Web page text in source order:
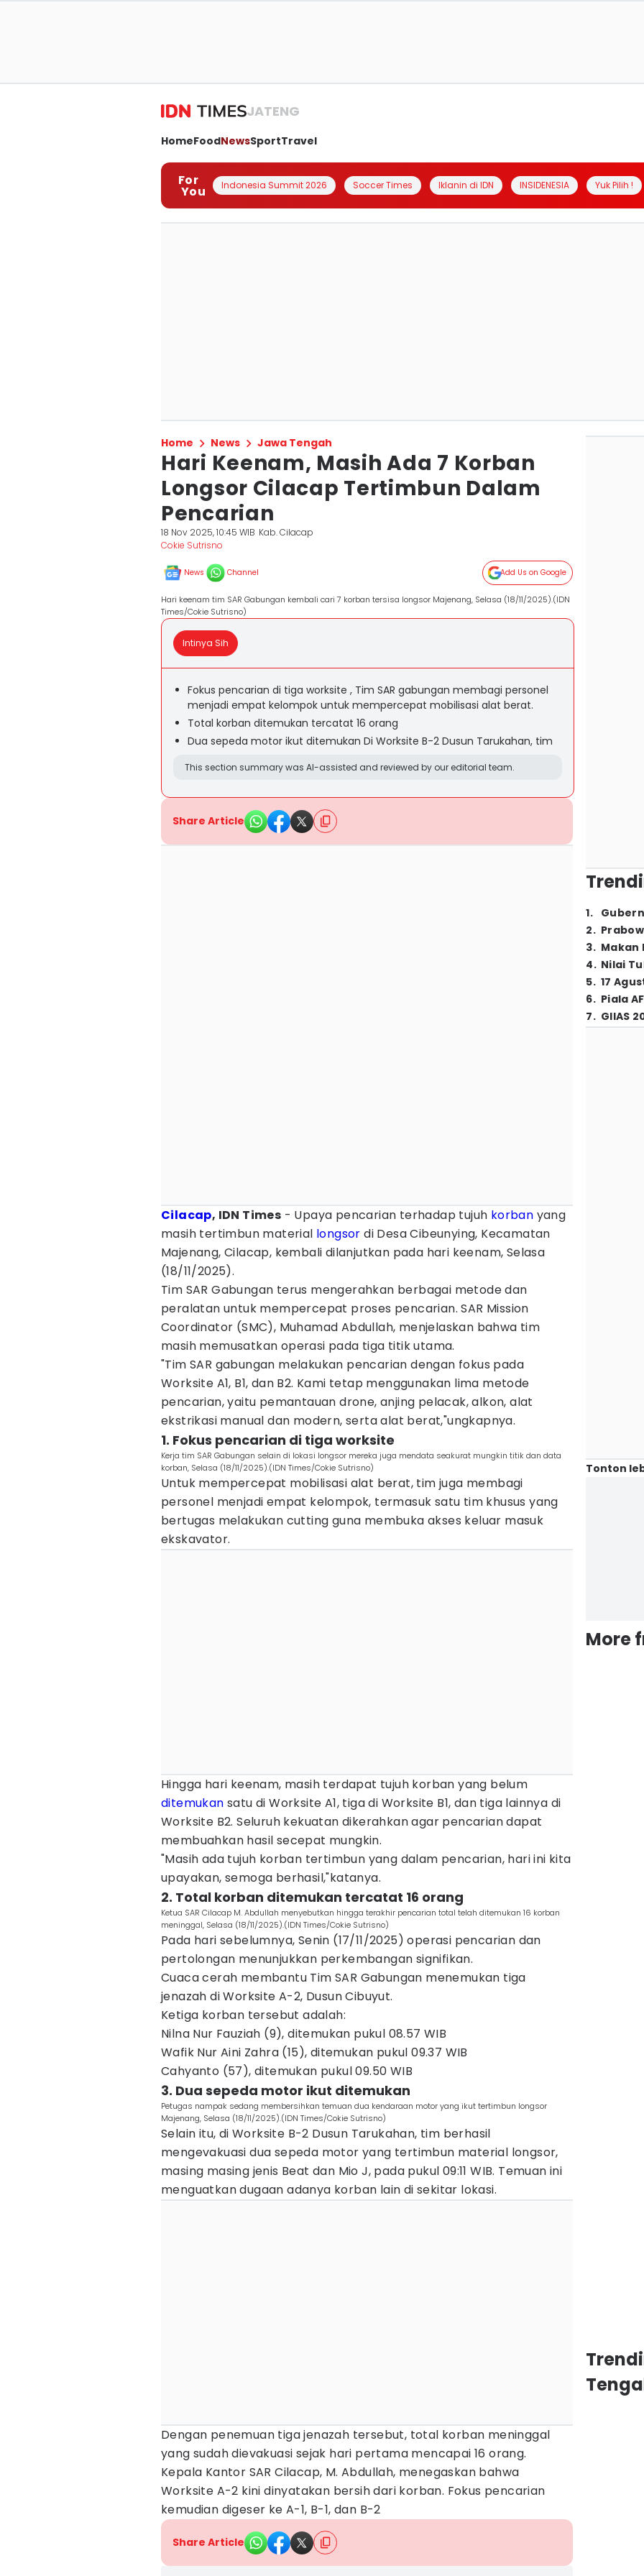
JATENG
HomeFoodNewsSportTravel
For
You Indonesia Summit 2026 Soccer Times Iklanin di IDN INSIDENESIA Yuk Pilih !
Home News Jawa Tengah
Hari Keenam, Masih Ada 7 Korban
Longsor Cilacap Tertimbun Dalam
Pencarian
18 Nov 2025, 10:45 WIB Kab. Cilacap
Cokie Sutrisno
News Channel Add Us on Google
Hari keenam tim SAR Gabungan kembali cari 7 korban tersisa longsor Majenang, Selasa (18/11/2025).(IDN
Times/Cokie Sutrisno)
Intinya Sih
Fokus pencarian di tiga worksite , Tim SAR gabungan membagi personel
menjadi empat kelompok untuk mempercepat mobilisasi alat berat.
Total korban ditemukan tercatat 16 orang
Dua sepeda motor ikut ditemukan Di Worksite B-2 Dusun Tarukahan, tim
This section summary was AI-assisted and reviewed by our editorial team.
Share Article
Cilacap, IDN Times - Upaya pencarian terhadap tujuh korban yang
masih tertimbun material longsor di Desa Cibeunying, Kecamatan
Majenang, Cilacap, kembali dilanjutkan pada hari keenam, Selasa
(18/11/2025).
Tim SAR Gabungan terus mengerahkan berbagai metode dan
peralatan untuk mempercepat proses pencarian. SAR Mission
Coordinator (SMC), Muhamad Abdullah, menjelaskan bahwa tim
masih memusatkan operasi pada tiga titik utama.
"Tim SAR gabungan melakukan pencarian dengan fokus pada
Worksite A1, B1, dan B2. Kami tetap menggunakan lima metode
pencarian, yaitu pemantauan drone, anjing pelacak, alkon, alat
ekstrikasi manual dan modern, serta alat berat,"ungkapnya.
1. Fokus pencarian di tiga worksite
Kerja tim SAR Gabungan selain di lokasi longsor mereka juga mendata seakurat mungkin titik dan data
korban, Selasa (18/11/2025).(IDN Times/Cokie Sutrisno)
Untuk mempercepat mobilisasi alat berat, tim juga membagi
personel menjadi empat kelompok, termasuk satu tim khusus yang
bertugas melakukan cutting guna membuka akses keluar masuk
ekskavator.
Hingga hari keenam, masih terdapat tujuh korban yang belum
ditemukan satu di Worksite A1, tiga di Worksite B1, dan tiga lainnya di
Worksite B2. Seluruh kekuatan dikerahkan agar pencarian dapat
membuahkan hasil secepat mungkin.
"Masih ada tujuh korban tertimbun yang dalam pencarian, hari ini kita
upayakan, semoga berhasil,"katanya.
2. Total korban ditemukan tercatat 16 orang
Ketua SAR Cilacap M. Abdullah menyebutkan hingga terakhir pencarian total telah ditemukan 16 korban
meninggal, Selasa (18/11/2025).(IDN Times/Cokie Sutrisno)
Pada hari sebelumnya, Senin (17/11/2025) operasi pencarian dan
pertolongan menunjukkan perkembangan signifikan.
Cuaca cerah membantu Tim SAR Gabungan menemukan tiga
jenazah di Worksite A-2, Dusun Cibuyut.
Ketiga korban tersebut adalah:
Nilna Nur Fauziah (9), ditemukan pukul 08.57 WIB
Wafik Nur Aini Zahra (15), ditemukan pukul 09.37 WIB
Cahyanto (57), ditemukan pukul 09.50 WIB
3. Dua sepeda motor ikut ditemukan
Petugas nampak sedang membersihkan temuan dua kendaraan motor yang ikut tertimbun longsor
Majenang, Selasa (18/11/2025).(IDN Times/Cokie Sutrisno)
Selain itu, di Worksite B-2 Dusun Tarukahan, tim berhasil
mengevakuasi dua sepeda motor yang tertimbun material longsor,
masing masing jenis Beat dan Mio J, pada pukul 09:11 WIB. Temuan ini
menguatkan dugaan adanya korban lain di sekitar lokasi.
Dengan penemuan tiga jenazah tersebut, total korban meninggal
yang sudah dievakuasi sejak hari pertama mencapai 16 orang.
Kepala Kantor SAR Cilacap, M. Abdullah, menegaskan bahwa
Worksite A-2 kini dinyatakan bersih dari korban. Fokus pencarian
kemudian digeser ke A-1, B-1, dan B-2
Share Article
1.
2.
3. Makan
4. Nilai
5. 17
6. Piala
7. GIIAS
Tonton
More